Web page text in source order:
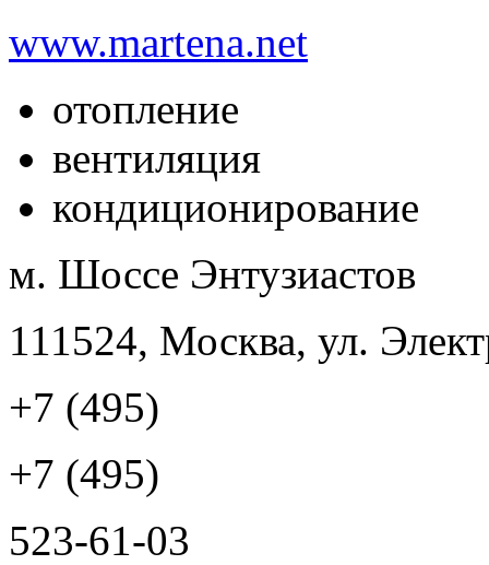
www.martena.net
отопление
вентиляция
кондиционирование
м. Шоссе Энтузиастов
111524, Москва, ул.
+7 (495)
+7 (495)
523-61-03